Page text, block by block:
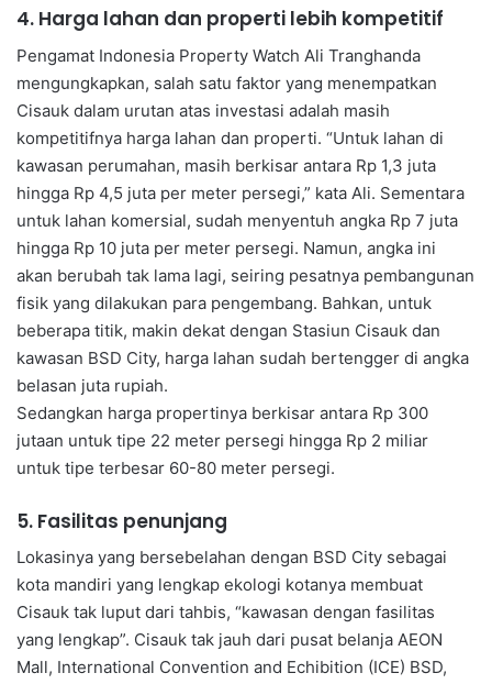
4. Harga lahan dan properti lebih kompetitif
Pengamat Indonesia Property Watch Ali Tranghanda
mengungkapkan, salah satu faktor yang menempatkan
Cisauk dalam urutan atas investasi adalah masih
kompetitifnya harga lahan dan properti. “Untuk lahan di
kawasan perumahan, masih berkisar antara Rp 1,3 juta
hingga Rp 4,5 juta per meter persegi,” kata Ali. Sementara
untuk lahan komersial, sudah menyentuh angka Rp 7 juta
hingga Rp 10 juta per meter persegi. Namun, angka ini
akan berubah tak lama lagi, seiring pesatnya pembangunan
fisik yang dilakukan para pengembang. Bahkan, untuk
beberapa titik, makin dekat dengan Stasiun Cisauk dan
kawasan BSD City, harga lahan sudah bertengger di angka
belasan juta rupiah.
Sedangkan harga propertinya berkisar antara Rp 300
jutaan untuk tipe 22 meter persegi hingga Rp 2 miliar
untuk tipe terbesar 60-80 meter persegi.
5. Fasilitas penunjang
Lokasinya yang bersebelahan dengan BSD City sebagai
kota mandiri yang lengkap ekologi kotanya membuat
Cisauk tak luput dari tahbis, “kawasan dengan fasilitas
yang lengkap”. Cisauk tak jauh dari pusat belanja AEON
Mall, International Convention and Echibition (ICE) BSD,